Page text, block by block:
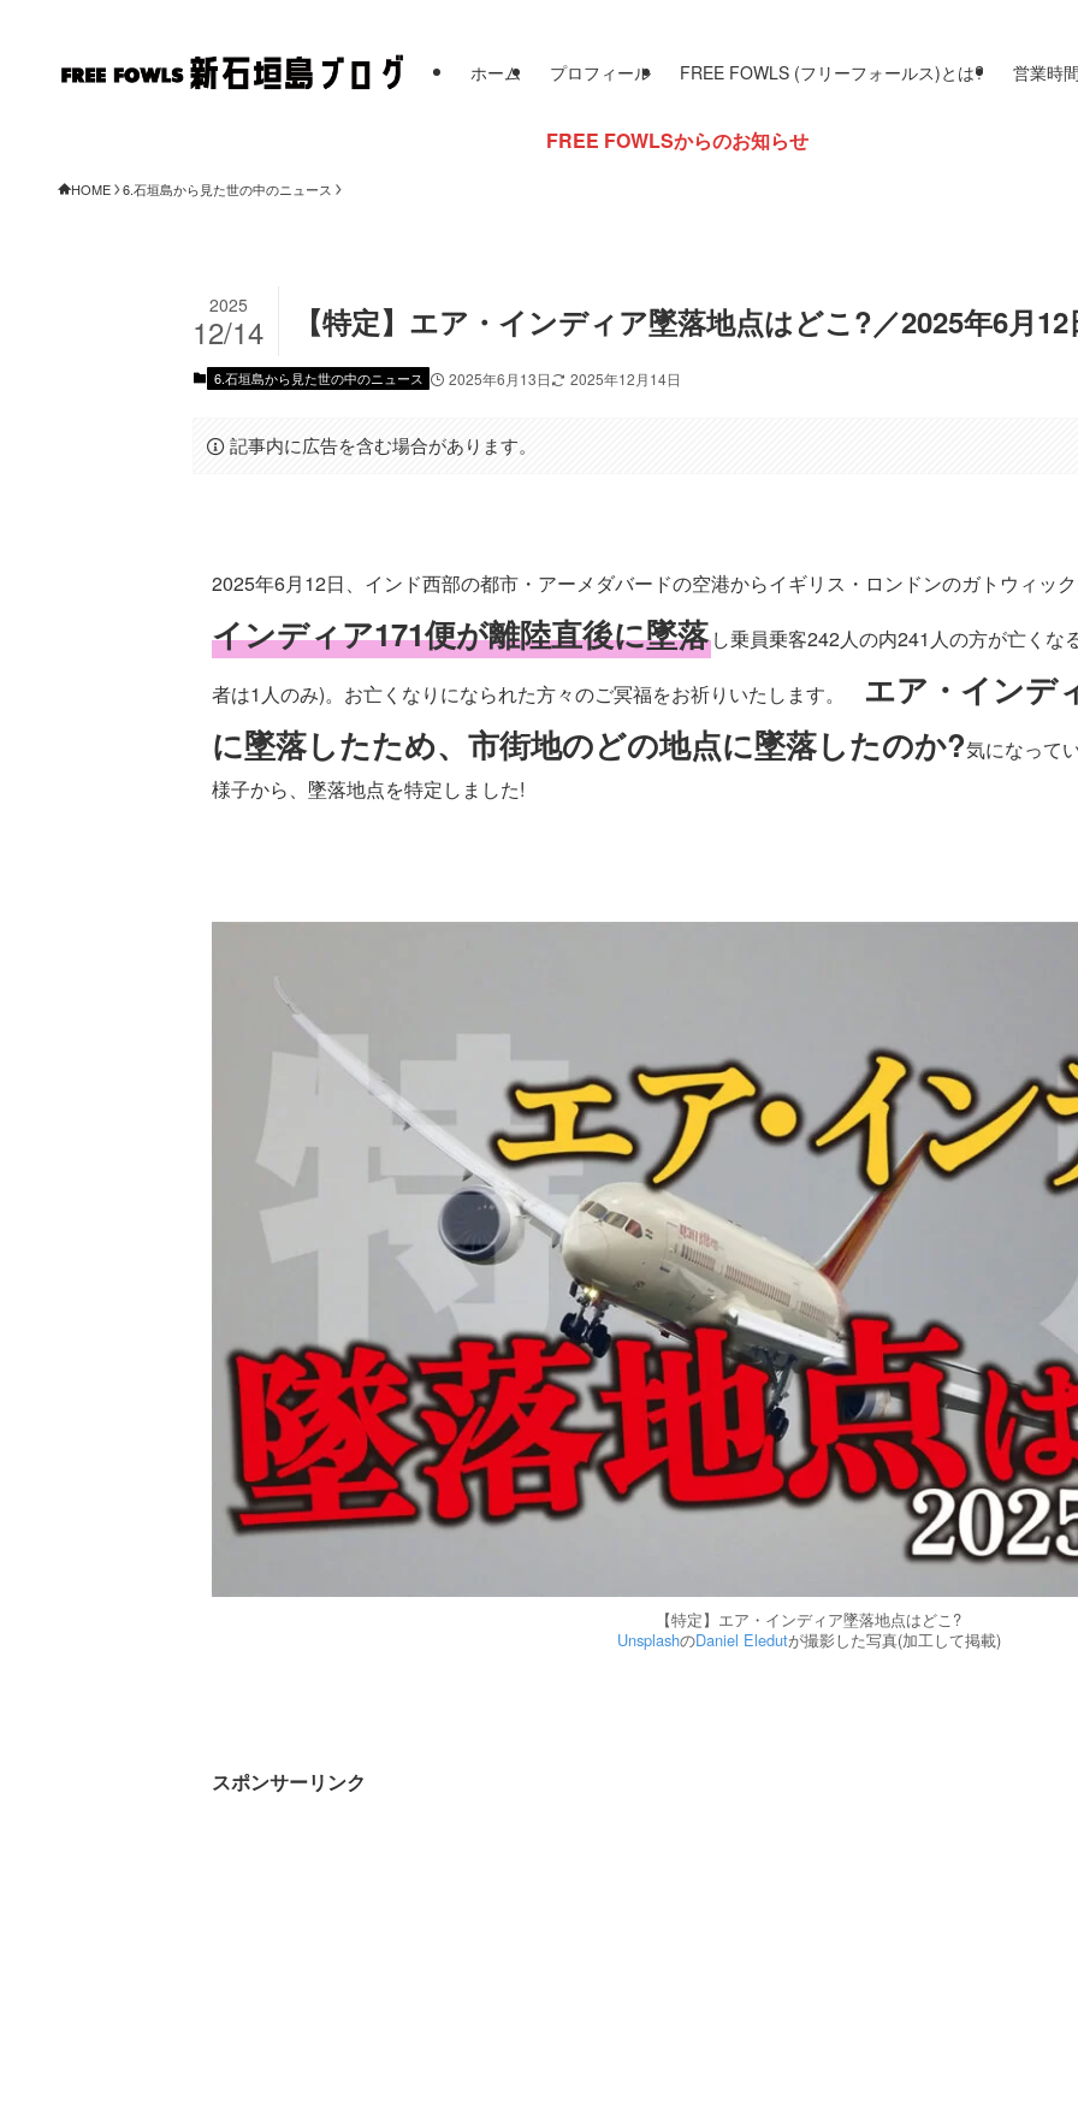
ホーム プロフィール FREE FOWLS (フリーフォールス)とは? 営業時
FREE FOWLSからのお知らせ
HOME 6.石垣島から見た世の中のニュース
【特定】エア・インディア墜落地点はどこ?／2025年6月12
2025
12/14
6.石垣島から見た世の中のニュース 2025年6月13日 2025年12月14日
記事内に広告を含む場合があります。
2025年6月12日、インド西部の都市・アーメダバードの空港からイギリス・ロンドンのガトウィッ
インディア171便が離陸直後に墜落 し乗員乗客242人の内241人の方が亡く
者は1人のみ)。お亡くなりになられた方々のご冥福をお祈りいたします。 エア・インデ
に墜落したため、市街地のどの地点に墜落したのか?気になって
様子から、墜落地点を特定しました!
【特定】エア・インディア墜落地点はどこ?
UnsplashのDaniel Eledutが撮影した写真(加工して掲載)
スポンサーリンク